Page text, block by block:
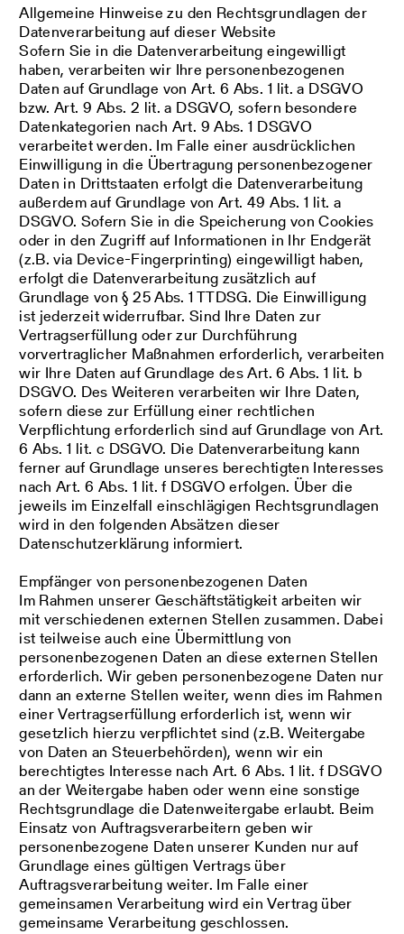
Allgemeine Hinweise zu den Rechtsgrundlagen der
Datenverarbeitung auf dieser Website
Sofern Sie in die Datenverarbeitung eingewilligt
haben, verarbeiten wir Ihre personenbezogenen
Daten auf Grundlage von Art. 6 Abs. 1 lit. a DSGVO
bzw. Art. 9 Abs. 2 lit. a DSGVO, sofern besondere
Datenkategorien nach Art. 9 Abs. 1 DSGVO
verarbeitet werden. Im Falle einer ausdrücklichen
Einwilligung in die Übertragung personenbezogener
Daten in Drittstaaten erfolgt die Datenverarbeitung
außerdem auf Grundlage von Art. 49 Abs. 1 lit. a
DSGVO. Sofern Sie in die Speicherung von Cookies
oder in den Zugriff auf Informationen in Ihr Endgerät
(z.B. via Device-Fingerprinting) eingewilligt haben,
erfolgt die Datenverarbeitung zusätzlich auf
Grundlage von § 25 Abs. 1 TTDSG. Die Einwilligung
ist jederzeit widerrufbar. Sind Ihre Daten zur
Vertragserfüllung oder zur Durchführung
vorvertraglicher Maßnahmen erforderlich, verarbeiten
wir Ihre Daten auf Grundlage des Art. 6 Abs. 1 lit. b
DSGVO. Des Weiteren verarbeiten wir Ihre Daten,
sofern diese zur Erfüllung einer rechtlichen
Verpflichtung erforderlich sind auf Grundlage von Art.
6 Abs. 1 lit. c DSGVO. Die Datenverarbeitung kann
ferner auf Grundlage unseres berechtigten Interesses
nach Art. 6 Abs. 1 lit. f DSGVO erfolgen. Über die
jeweils im Einzelfall einschlägigen Rechtsgrundlagen
wird in den folgenden Absätzen dieser
Datenschutzerklärung informiert.
Empfänger von personenbezogenen Daten
Im Rahmen unserer Geschäftstätigkeit arbeiten wir
mit verschiedenen externen Stellen zusammen. Dabei
ist teilweise auch eine Übermittlung von
personenbezogenen Daten an diese externen Stellen
erforderlich. Wir geben personenbezogene Daten nur
dann an externe Stellen weiter, wenn dies im Rahmen
einer Vertragserfüllung erforderlich ist, wenn wir
gesetzlich hierzu verpflichtet sind (z.B. Weitergabe
von Daten an Steuerbehörden), wenn wir ein
berechtigtes Interesse nach Art. 6 Abs. 1 lit. f DSGVO
an der Weitergabe haben oder wenn eine sonstige
Rechtsgrundlage die Datenweitergabe erlaubt. Beim
Einsatz von Auftragsverarbeitern geben wir
personenbezogene Daten unserer Kunden nur auf
Grundlage eines gültigen Vertrags über
Auftragsverarbeitung weiter. Im Falle einer
gemeinsamen Verarbeitung wird ein Vertrag über
gemeinsame Verarbeitung geschlossen.